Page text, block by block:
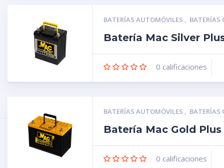
BATERÍAS AUTOMÓVILES , BATERÍAS
Batería Mac Silver
0 calificaciones
BATERÍAS AUTOMÓVILES , BATERÍAS
Batería Mac Gold Plus
0 calificaciones